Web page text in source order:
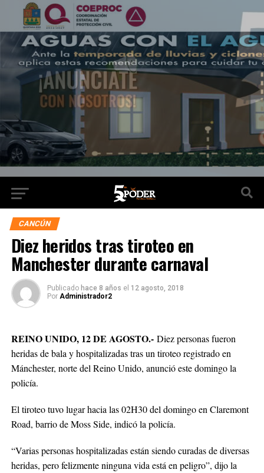
CANCÚN
Diez heridos tras tiroteo en
Manchester durante carnaval
Publicado hace 8 años el 12 agosto, 2018
Por Administrador2
REINO UNIDO, 12 DE AGOSTO.- Diez personas fueron
heridas de bala y hospitalizadas tras un tiroteo registrado en
Mánchester, norte del Reino Unido, anunció este domingo la
policía.
El tiroteo tuvo lugar hacia las 02H30 del domingo en Claremont
Road, barrio de Moss Side, indicó la policía.
“Varias personas hospitalizadas están siendo curadas de diversas
heridas, pero felizmente ninguna vida está en peligro”, dijo la